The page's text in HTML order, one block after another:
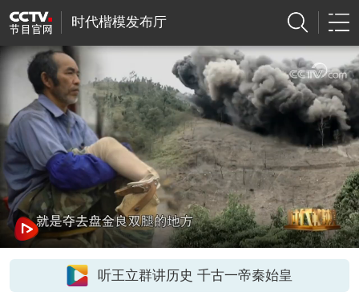
时代楷模发布厅
听王立群讲历史 千古一帝秦始皇